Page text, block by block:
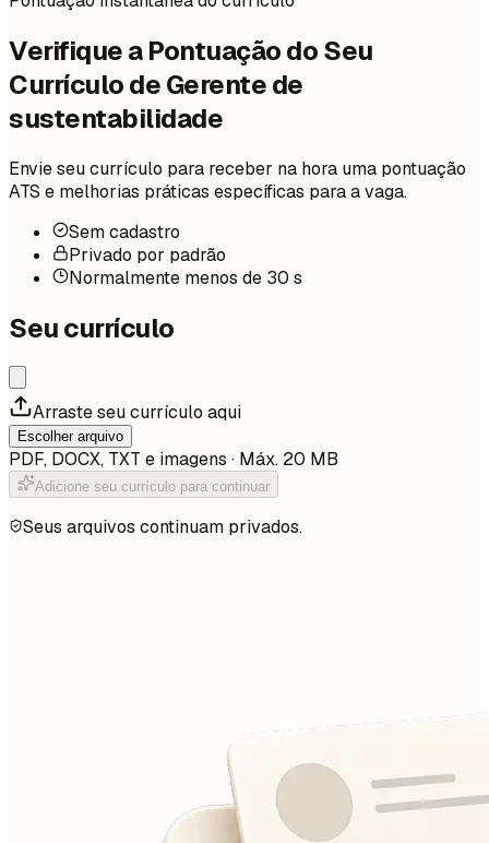
Verifique a Pontuação do Seu
Currículo de Gerente de
sustentabilidade
Envie seu currículo para receber na hora uma pontuação
ATS e melhorias práticas específicas para a vaga.
Sem cadastro
Privado por padrão
Normalmente menos de 30 s
Seu currículo
Arraste seu currículo aqui
Escolher arquivo
PDF, DOCX, TXT e imagens · Máx. 20 MB
Adicione seu currículo para continuar
Seus arquivos continuam privados.